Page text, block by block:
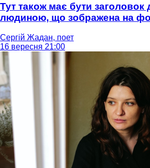
Тут також має бути заголовок
людиною, що зображена на
Сергій Жадан, поет
16 вересня 21:00